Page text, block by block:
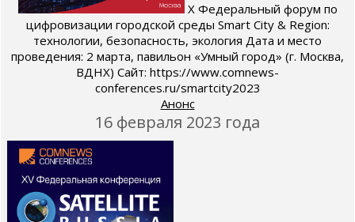
X Федеральный форум по
цифровизации городской среды Smart City & Region:
технологии, безопасность, экология Дата и место
проведения: 2 марта, павильон «Умный город» (г. Москва,
ВДНХ) Сайт: https://www.comnews-
conferences.ru/smartcity2023
Анонс
16 февраля 2023 года